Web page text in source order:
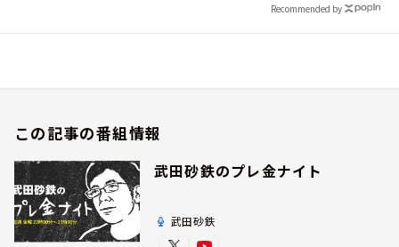
Recommended by
この記事の番組情報
武田砂鉄のプレ金ナイト
武田砂鉄